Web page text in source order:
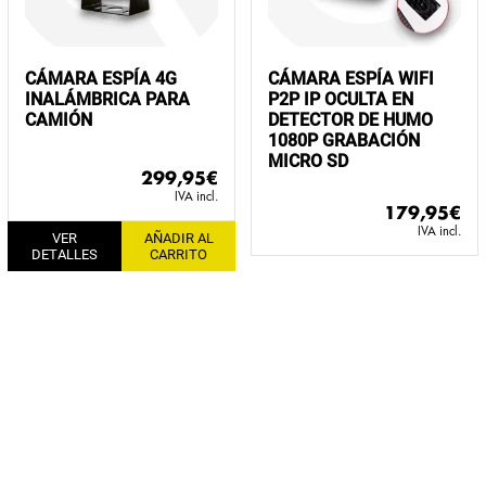
CÁMARA ESPÍA 4G
INALÁMBRICA PARA
CAMIÓN
299,95€
IVA incl.
VER
DETALLES
AÑADIR AL
CARRITO
CÁMARA ESPÍA WIFI
P2P IP OCULTA EN
DETECTOR DE HUMO
1080P GRABACIÓN
MICRO SD
179,95€
IVA incl.